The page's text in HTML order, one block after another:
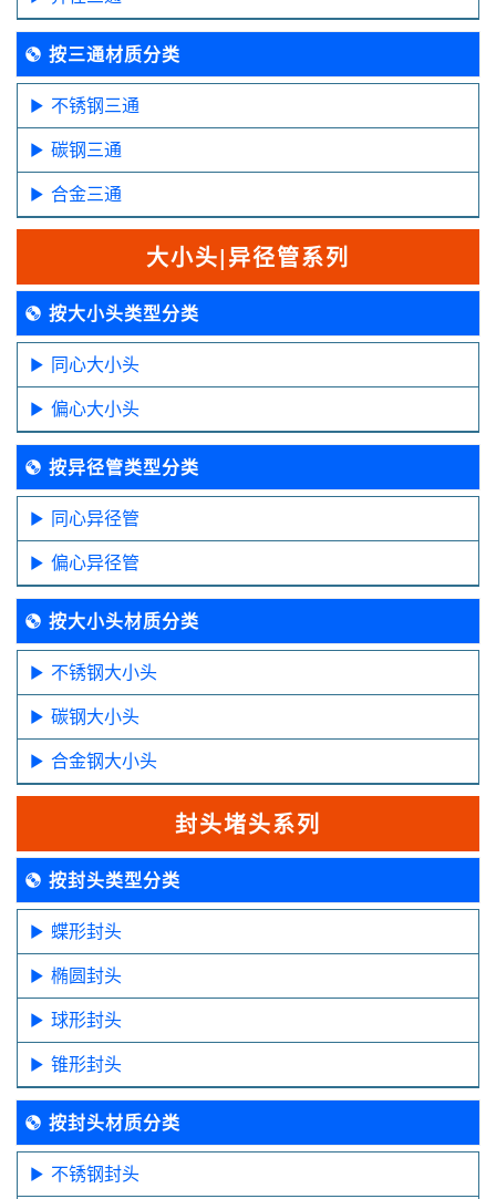
按三通材质分类
不锈钢三通
碳钢三通
合金三通
大小头|异径管系列
按大小头类型分类
同心大小头
偏心大小头
按异径管类型分类
同心异径管
偏心异径管
按大小头材质分类
不锈钢大小头
碳钢大小头
合金钢大小头
封头堵头系列
按封头类型分类
蝶形封头
椭圆封头
球形封头
锥形封头
按封头材质分类
不锈钢封头